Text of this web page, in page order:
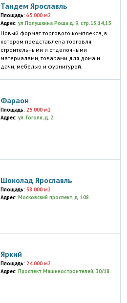
Тандем Ярославль
Площадь: 65 000 м2
Адрес: ул.Полушкина Роща д. 9, стр.13,14,15
Новый формат торгового комплекса, в
котором представлена торговля
строительными и отделочными
материалами, товарами для дома и
дачи, мебелью и фурнитурой.
Фараон
Площадь: 25 000 м2
Адрес: ул. Гоголя, д. 2.
Шоколад Ярославль
Площадь: 38 000 м2
Адрес: Московский проспект, д. 108.
Яркий
Площадь: 24 000 м2
Адрес: Проспект Машиностроителей, 30/18.